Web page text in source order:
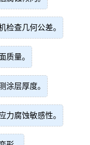
检查几何公差。
质量。
涂层厚度。
力腐蚀敏感性。